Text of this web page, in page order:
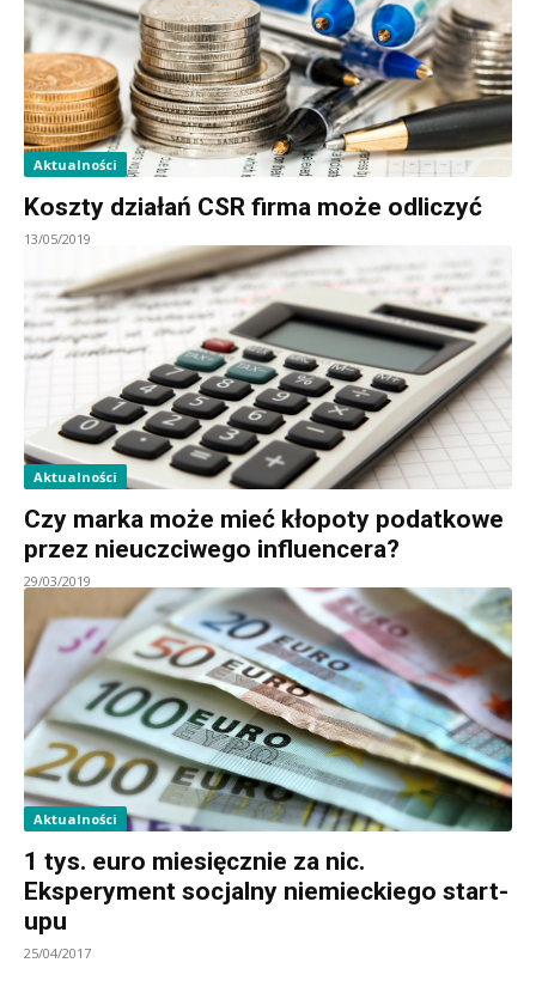
Aktualności
Koszty działań CSR firma może odliczyć
13/05/2019
Aktualności
Czy marka może mieć kłopoty podatkowe
przez nieuczciwego influencera?
29/03/2019
Aktualności
1 tys. euro miesięcznie za nic.
Eksperyment socjalny niemieckiego start-
upu
25/04/2017